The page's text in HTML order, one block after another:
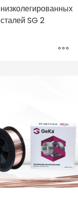
низколегированных
сталей SG 2